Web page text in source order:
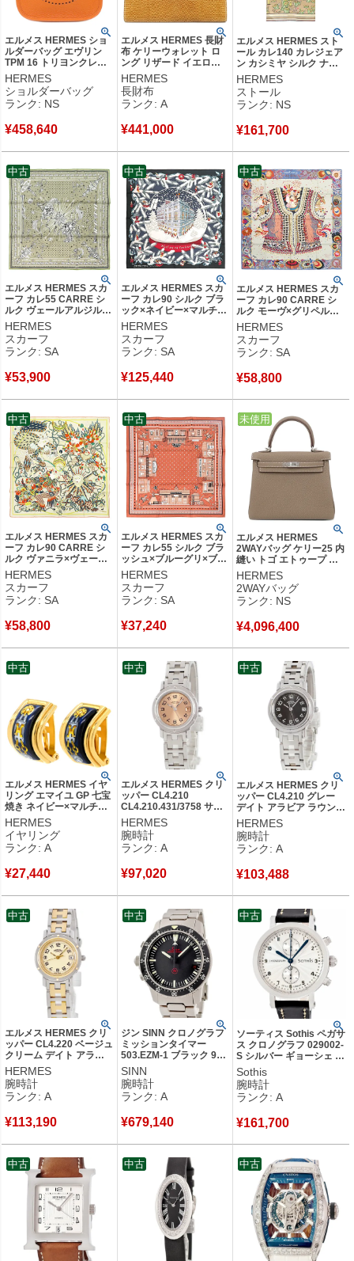
エルメス HERMES ショ
ルダーバッグ エヴリン
TPM 16 トリヨンクレマ
ンス オレンジ シルバー
金具 新品 未使用 エブリ
ン 2025年製 K 【箱】
【中古】未使用保管品
HERMES
ショルダーバッグ
ランク: NS
¥458,640
エルメス HERMES 長財
布 ケリーウォレット ロ
ング リザード イエロー
系 シルバー金具 □L
【箱】 【中古】中古美品
HERMES
長財布
ランク: A
¥441,000
エルメス HERMES スト
ール カレ140 カレジェア
ン カシミヤ シルク ナチ
ュラル×ヴェール×ジョー
ヌ 未使用 【エルメス ロ
コモーション】
H244098S 【箱】 【中
HERMES
ストール
ランク: NS
¥161,700
エルメス HERMES スカ
ーフ カレ55 CARRE シ
ルク ヴェールアルジル×
ホワイト×ブラック
【CHORUS
STELLARUM/ コーラス
ステラルム】 【箱】
HERMES
スカーフ
ランク: SA
¥53,900
中古
エルメス HERMES スカ
ーフ カレ90 シルク ブラ
ック×ネイビー×マルチカ
ラー 【NOEL AU 24
FAUBOURG/フォーブル
24番地のクリスマス】
【箱】 【中古】新品同様
HERMES
スカーフ
ランク: SA
¥125,440
中古
エルメス HERMES スカ
ーフ カレ90 CARRE シ
ルク モーヴ×グリペルル×
ボワドゥローズ 【コスチ
ューム ドゥ フェット】
【中古】新品同様品
HERMES
スカーフ
ランク: SA
¥58,800
中古
エルメス HERMES スカ
ーフ カレ90 CARRE シ
ルク ヴァニラ×ヴェール×
オレンジ 【LE SACRE
DES SAISONS/四季の祭
典】 【中古】新品同様品
HERMES
スカーフ
ランク: SA
¥58,800
中古
エルメス HERMES スカ
ーフ カレ55 シルク ブラ
ッシュ×ブルーグリ×ブラ
ック 【エルメス パリス
テーション バンダナ】
【中古】新品同様品
HERMES
スカーフ
ランク: SA
¥37,240
中古
エルメス HERMES
2WAYバッグ ケリー25 内
縫い トゴ エトゥープ シ
ルバー金具 新品 未使用
グレージュ ハンドバッグ
ショルダー 2026年製 G
【箱】 【中古】未使用保
HERMES
2WAYバッグ
ランク: NS
¥4,096,400
中古
未使用
エルメス HERMES イヤ
リング エマイユ GP 七宝
焼き ネイビー×マルチカ
ラー ゴールド金具 七宝
紺 GP 【箱】 【中古】中
古美品
HERMES
イヤリング
ランク: A
¥27,440
中古
エルメス HERMES クリ
ッパー CL4.210
CL4.210.431/3758 サー
モン ピンク オレンジ デ
イト アラビア レディー
ス 腕時計クオーツ ピン
ク 【中古】中古美品
HERMES
腕時計
ランク: A
¥97,020
中古
エルメス HERMES クリ
ッパー CL4.210 グレー
デイト アラビア ラウンド
サンレイ レディース 腕時
計クオーツ グレー 【中
古】中古美品
HERMES
腕時計
ランク: A
¥103,488
中古
エルメス HERMES クリ
ッパー CL4.220 ベージュ
クリーム デイト アラビ
ア Hマークブレス レディ
ース 腕時計クオーツ ベ
ージュ 【中古】中古美品
HERMES
腕時計
ランク: A
¥113,190
中古
ジン SINN クロノグラフ
ミッションタイマー
503.EZM-1 ブラック 9時
位置リューズ デイト 回
転ベゼル メンズ 腕時計
自動巻き ブラック 【中
古】中古美品
SINN
腕時計
ランク: A
¥679,140
中古
ソーティス Sothis ペガサ
ス クロノグラフ 029002-
S シルバー ギョーシェ 青
針 アラビア 限定 メンズ
腕時計自動巻き シルバー
【中古】中古美品
Sothis
腕時計
ランク: A
¥161,700
中古
中古 中古 中古